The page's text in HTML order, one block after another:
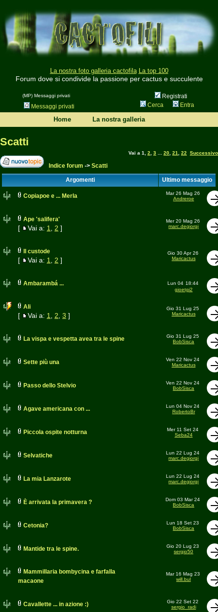
La nostra foto galleria cactofila La top 100
Forum dove si condivide la passione per cactus e succulente
(MP) Messaggi privati
Registrati
Messaggi privati
Cerca Entra
Home La nostra galleria
Scatti
Vai a 1 2 3 20 21 22 Successivo
Indice forum -> Scatti
Argomenti Ultimo messaggio
Copiapoe e ... Merla
Mar 26 Mag 26
Andreroe
Ape 'salifera'
[ Vai a: 1 2 ]
Mer 20 Mag 26
marc.degiorgi
Il custode
[ Vai a: 1 2 ]
Gio 30 Apr 26
Maricactus
Ambarambá ... Lun 04 18:44
gioetgi2
Ali
[ Vai a: 1 2 3 ]
Gio 31 Lug 25
Maricactus
La vispa e vespetta avea tra le spine
Gio 31 Lug 25
BobSisca
Sette più una
Ven 22 Nov 24
Maricactus
Passo dello Stelvio
Ven 22 Nov 24
BobSisca
Agave americana con ...
Lun 04 Nov 24
RobertoBr
Piccola ospite notturna
Mer 11 Set 24
Seba24
Selvatiche
Lun 22 Lug 24
marc.degiorgi
La mia Lanzarote
Lun 22 Lug 24
marc.degiorgi
È arrivata la primavera ?
Dom 03 Mar 24
BobSisca
Cetonia?
Lun 18 Set 23
BobSisca
Mantide tra le spine.
Gio 20 Lug 23
sergio50
Mammillaria bombycina e farfalla
macaone
Mar 16 Mag 23
will.bul
Cavallette ... in azione :)
Gio 22 Set 22
sergio_radi